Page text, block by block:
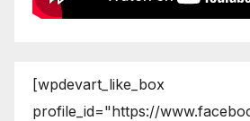
[wpdevart_like_box
profile_id="https://